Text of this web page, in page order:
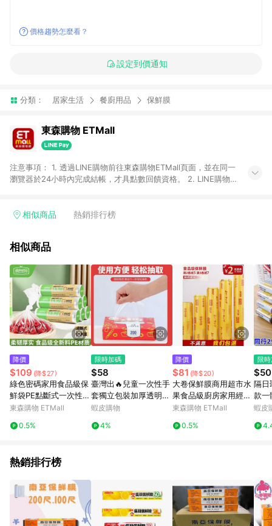
價格趨勢怎麼看？
設定到價通知
分類： 居家生活 餐廚用品 保鮮膜
東森購物 ETMall
注意事項： 1. 透過LINE購物前往東森購物ETMall頁面，並在同一
瀏覽器於24小時內完成結帳，才具點數回饋資格。 2. LINE購物
單，皆不在點數回饋範圍內。 3. 如購買以下類別商品，將無法獲
球嚴選、商城、專案商品、「草莓網」全館商品。 4. 如取消訂
回饋。 5. 點數回饋會扣除所有折扣優惠後之最終發票金額計算，
實際回饋請依LINE購物通知為主。 6. 訂單如有使用東森購物
ETMall站內之折扣優惠(包含但不限於東森幣、樂透金、東森現金
券等)，不具點數回饋資格。詳細請依東森購物ETMall之結帳頁面
顯示為準。 7. LINE購物設有「單一商品最高回饋點數」機制(特
殊活動時開放「回饋無上限」)，以同一訂單中同一商品不論件數
計算，並依訂單成立時間當下LINE購物所設定的回饋機制為準。
如顯示之商品規格、顏色、價位、贈品與東森購物ETMall銷售網
頁不符，以銷售網頁標示為準。 9. 若有贈點爭議，請務必於訂單
日期+180天以內至LINE購物客服洽詢；若超過180天(含)以上進
行申訴，恕無法贈點回饋。 10. 部分點數紅包僅限指定商品使
用，或不適用於無回饋商品。各點數紅包之適用商品與使用條件
請依點數紅包頁面規則為準。
相似商品 熱銷排行榜
相似商品
降價
$109 (降$27)
綠色密碼家用食品級保
鮮袋PE點斷式一次性冰
箱加厚蔬菜食物保鮮膜
東森購物 ETMall
0.5%
限時加碼
$58
臺灣出🔥兒童一次性手
套獨立包裝加厚透明塑
料餐飲寶寶學生幼兒園
蝦皮購物
4%
降價
$81 (降$20)
大卷保鮮膜商用超市水
果食品級廚房家用經濟
裝冷藏蔬菜美容院專用
東森購物 ETMall
0.5%
限
$50
隔日
款一
滿礦
蝦皮
熱銷排行榜